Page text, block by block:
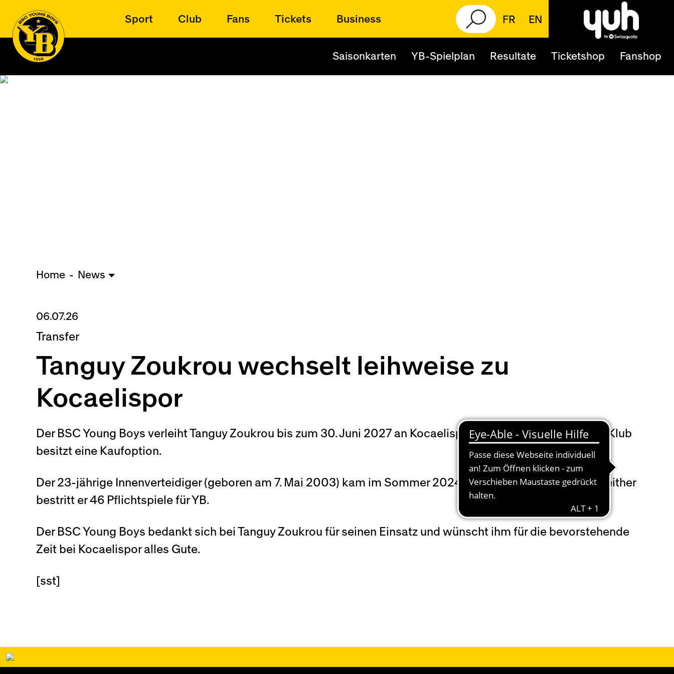
Sport Club Fans Tickets Business FR EN
Saisonkarten YB-Spielplan Resultate Ticketshop Fanshop
Home News
06.07.26
Transfer
Tanguy Zoukrou wechselt leihweise zu
Kocaelispor
Der BSC Young Boys verleiht Tanguy Zoukrou bis zum 30. Juni 2027 an Kocaelispor. Der türkische Süper-Lig-Klub
besitzt eine Kaufoption.
Der 23-jährige Innenverteidiger (geboren am 7. Mai 2003) kam im Sommer 2024 von ES Troyes nach Bern. Seither
bestritt er 46 Pflichtspiele für YB.
Der BSC Young Boys bedankt sich bei Tanguy Zoukrou für seinen Einsatz und wünscht ihm für die bevorstehende
Zeit bei Kocaelispor alles Gute.
[sst]